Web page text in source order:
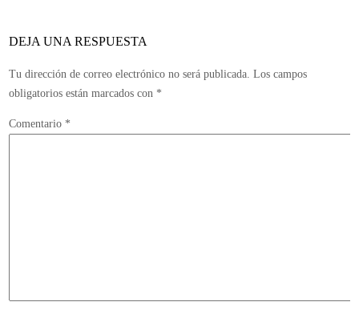
junio
DEJA UNA RESPUESTA
Tu dirección de correo electrónico no será publicada. Los campos
obligatorios están marcados con *
Comentario *